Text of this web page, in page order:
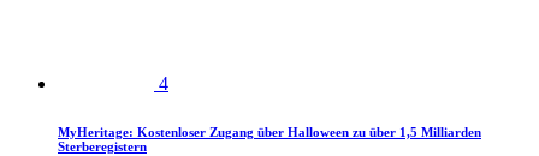
4
MyHeritage: Kostenloser Zugang über Halloween zu über 1,5 Milliarden
Sterberegistern